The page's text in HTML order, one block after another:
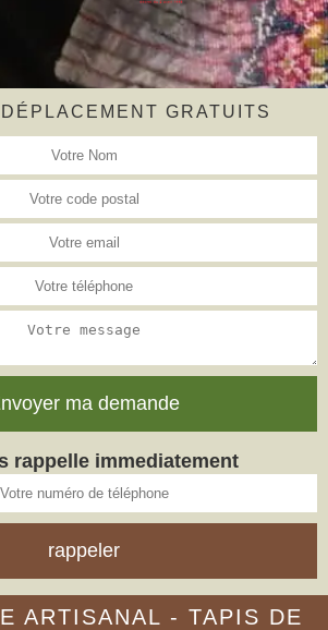
GRATUITS
rappelle immediatement
ARTISANAL - TAPIS DE